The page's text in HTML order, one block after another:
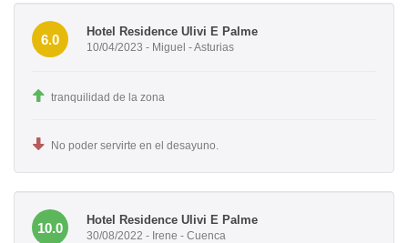
6.0
Hotel Residence Ulivi E Palme
10/04/2023 - Miguel - Asturias
tranquilidad de la zona
No poder servirte en el desayuno.
10.0
Hotel Residence Ulivi E Palme
30/08/2022 - Irene - Cuenca